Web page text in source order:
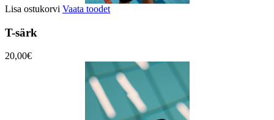
Lisa ostukorvi Vaata toodet
T-särk
20,00€